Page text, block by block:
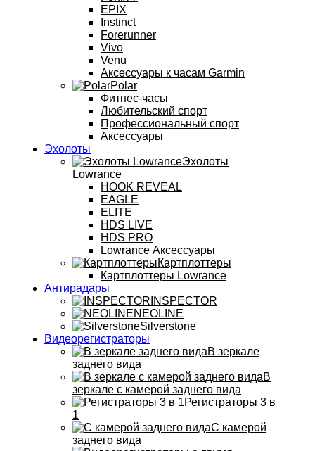
EPIX
Instinct
Forerunner
Vivo
Venu
Аксессуары к часам Garmin
Polar
Фитнес-часы
Любительский спорт
Профессиональный спорт
Аксессуары
Эхолоты
Эхолоты
Lowrance
HOOK REVEAL
EAGLE
ELITE
HDS LIVE
HDS PRO
Lowrance Аксессуары
Картплоттеры
Картплоттеры Lowrance
Антирадары
INSPECTOR
NEOLINE
Silverstone
Видеорегистраторы
В зеркале
заднего вида
В
зеркале с камерой заднего вида
Регистраторы 3 в
1
С камерой
заднего вида